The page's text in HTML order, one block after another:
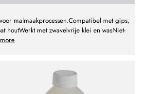
malmaakprocessen.Compatibel met gips,
houtWerkt met zwavelvrije klei en wasNiet-